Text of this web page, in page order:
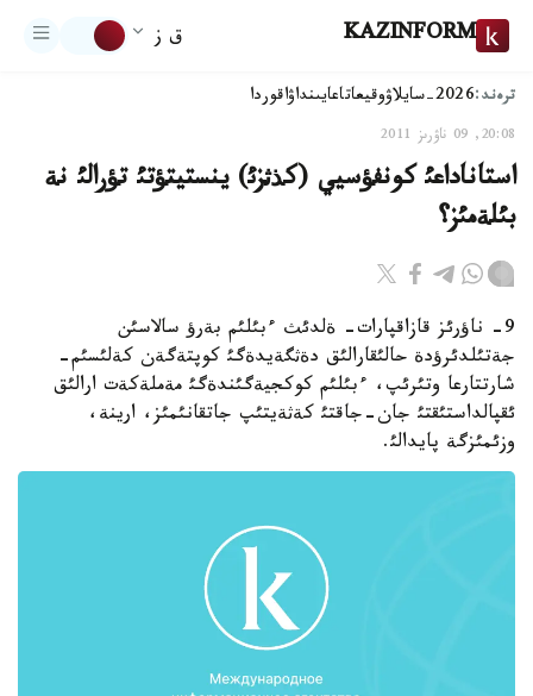
KAZINFORM ق ز
ترەند:2026-سايلاۋ وقيعاتاعايىنداۋاقوردا
20:08, 09 ناۋرىز 2011
استاناداعئ كونفؤسيي (كذثزئ) ينستيتؤتئ تؤرالئ نة
بئلةمئز؟
9- ناؤرئز قازاقپارات- ةلدئث ءبئلئم بةرؤ سالاسئن
جةتئلدئرؤدة حالئقارالئق دةثگةيدةگئ كوپتةگةن كةلئسئم-
شارتتارعا وتئرئپ، ءبئلئم كوكجيةگئندةگئ مةملةكةت ارالئق
ئقپالداستئقتئ جان-جاقتئ كةثةيتئپ جاتقانئمئز، ارينة،
وزئمئزگة پايدالئ.